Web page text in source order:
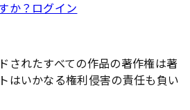
か？ログイン
されたすべての作品の著作権は著
はいかなる権利侵害の責任も負い